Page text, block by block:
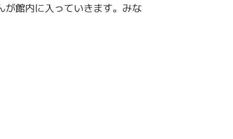
館内に入っていきます。みな